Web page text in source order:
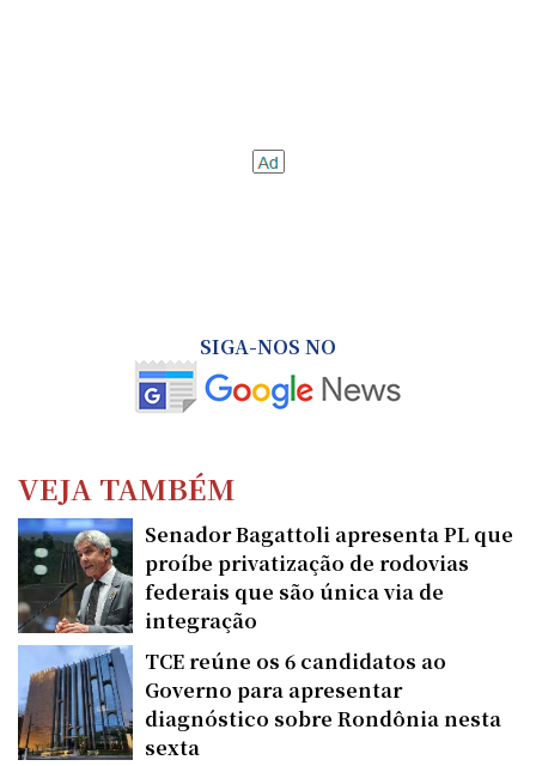
SIGA-NOS NO
VEJA TAMBÉM
Senador Bagattoli apresenta PL que
proíbe privatização de rodovias
federais que são única via de
integração
TCE reúne os 6 candidatos ao
Governo para apresentar
diagnóstico sobre Rondônia nesta
sexta